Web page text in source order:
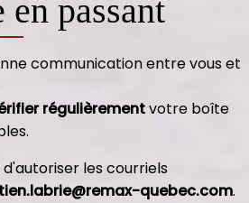
en passant
communication entre vous et
régulièrementvotre boîte
les courriels
quebec.com.